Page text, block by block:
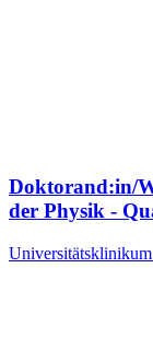
Doktorand:in/
der Physik -
Universitätsklinikum